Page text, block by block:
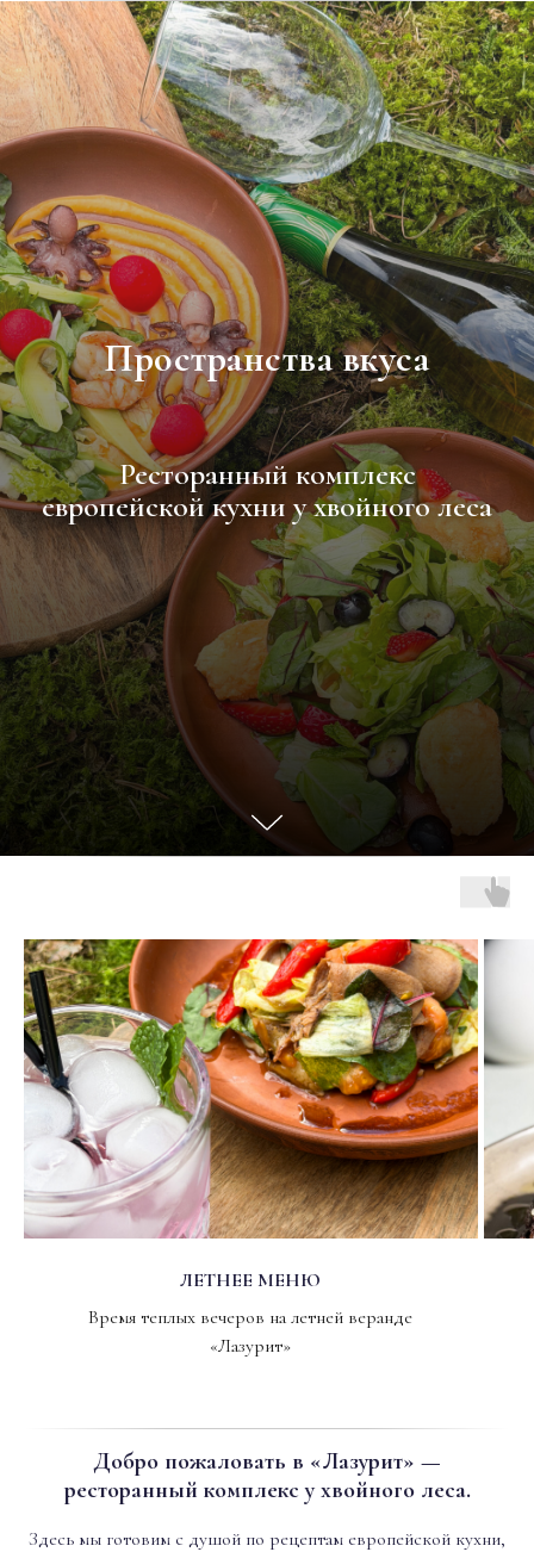
Пространства вкуса
Ресторанный комплекс
европейской кухни у хвойного леса
ЛЕТНЕЕ МЕНЮ
Время теплых вечеров на летней веранде
«Лазурит»
Добро пожаловать в «Лазурит» —
ресторанный комплекс у хвойного леса.
Здесь мы готовим с душой по рецептам европейской кухни,